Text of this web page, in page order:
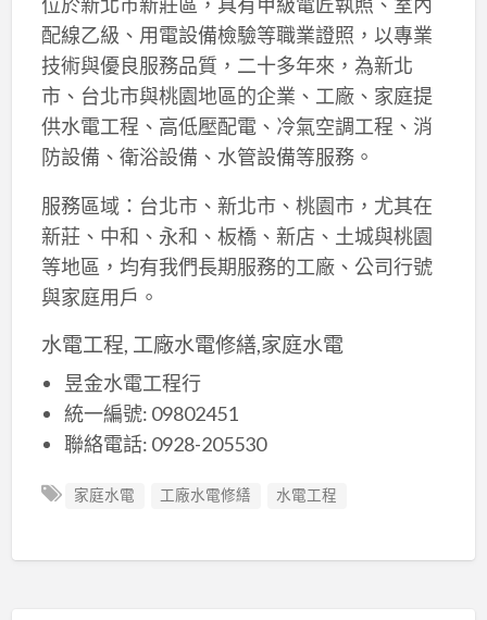
配線乙級、用電設備檢驗等職業證照，以專業
技術與優良服務品質，二十多年來，為新北
市、台北市與桃園地區的企業、工廠、家庭提
供水電工程、高低壓配電、冷氣空調工程、消
防設備、衛浴設備、水管設備等服務。
服務區域：台北市、新北市、桃園市，尤其在
新莊、中和、永和、板橋、新店、土城與桃園
等地區，均有我們長期服務的工廠、公司行號
與家庭用戶。
水電工程, 工廠水電修繕,家庭水電
昱金水電工程行
統一編號: 09802451
聯絡電話: 0928-205530
家庭水電 工廠水電修繕 水電工程